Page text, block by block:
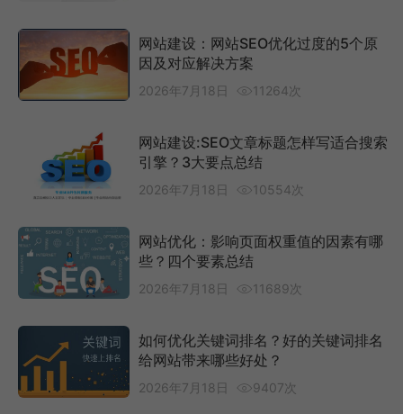
网站建设：网站SEO优化过度的5个原
因及对应解决方案
2026年7月18日 11264次
网站建设:SEO文章标题怎样写适合搜索
引擎？3大要点总结
2026年7月18日 10554次
网站优化：影响页面权重值的因素有哪
些？四个要素总结
2026年7月18日 11689次
如何优化关键词排名？好的关键词排名
给网站带来哪些好处？
2026年7月18日 9407次